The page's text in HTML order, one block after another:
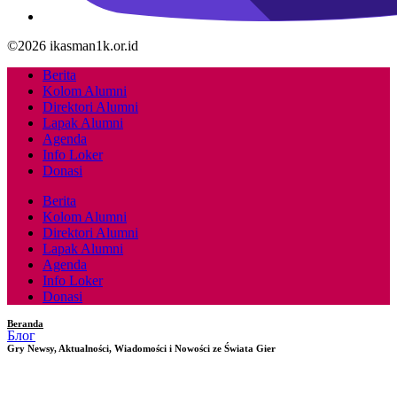
©2026 ikasman1k.or.id
Berita
Kolom Alumni
Direktori Alumni
Lapak Alumni
Agenda
Info Loker
Donasi
Berita
Kolom Alumni
Direktori Alumni
Lapak Alumni
Agenda
Info Loker
Donasi
Beranda
Блог
Gry Newsy, Aktualności, Wiadomości i Nowości ze Świata Gier